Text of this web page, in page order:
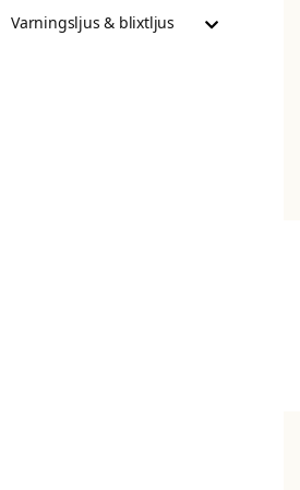
Varningsljus & blixtljus